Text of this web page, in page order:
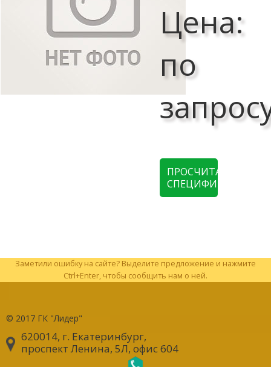
Цена:
по
ПРОСЧИТАТЬ
СПЕЦИФИКАЦИЮ
Заметили ошибку на сайте? Выделите предложение и нажмите
Ctrl+Enter, чтобы сообщить нам о ней.
© 2017 ГК "Лидер"
620014, г. Екатеринбург,
проспект Ленина, 5Л, офис 604